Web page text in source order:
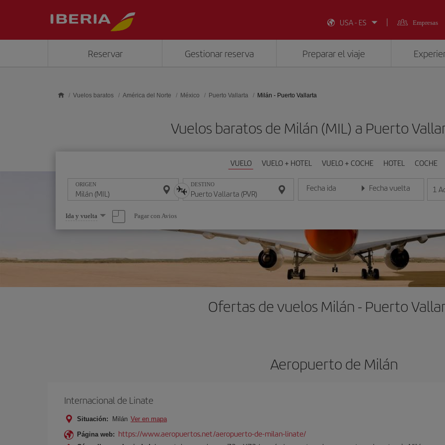
USA - ES
Empresas
Reservar Gestionar reserva Preparar el viaje
Vuelos baratos América del Norte México Puerto Vallarta Milán - Puerto Vallarta
Vuelos baratos de Milán (MIL) a Puerto
VUELO VUELO + HOTEL VUELO + COCHE HOTEL COCHE
ORIGEN DESTINO Fecha ida
Introduce la fecha en formato día/mes/año
Fecha vuelta
Introduce la fecha en 1
Seleccione
una
opción
Ida y vuelta Pagar con Avios
Ofertas de vuelos Milán - Puerto
Aeropuerto de Milán
Internacional de Linate
Situación: Milán Ver en mapa
Página web: https://www.aeropuertos.net/aeropuerto-de-milan-linate/